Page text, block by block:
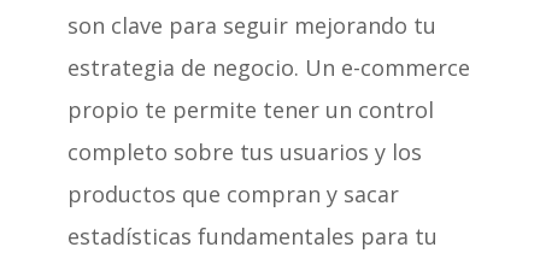
son clave para seguir mejorando tu
estrategia de negocio. Un e-commerce
propio te permite tener un control
completo sobre tus usuarios y los
productos que compran y sacar
estadísticas fundamentales para tu